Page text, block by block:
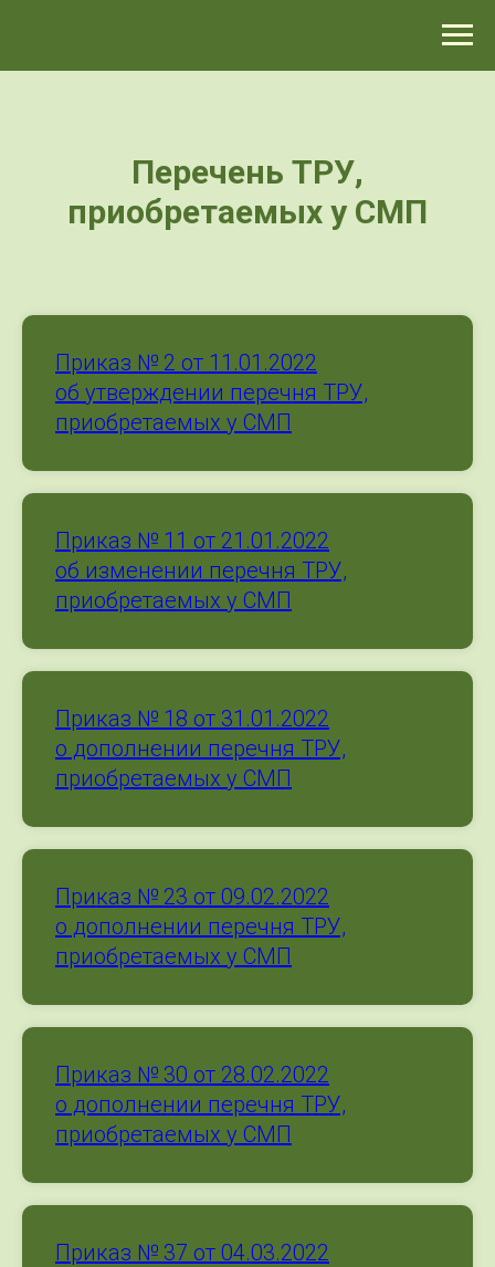
Перечень ТРУ,
приобретаемых у СМП
Приказ № 2 от 11.01.2022
об утверждении перечня ТРУ,
приобретаемых у СМП
Приказ № 11 от 21.01.2022
об изменении перечня ТРУ,
приобретаемых у СМП
Приказ № 18 от 31.01.2022
о дополнении перечня ТРУ,
приобретаемых у СМП
Приказ № 23 от 09.02.2022
о дополнении перечня ТРУ,
приобретаемых у СМП
Приказ № 30 от 28.02.2022
о дополнении перечня ТРУ,
приобретаемых у СМП
Приказ № 37 от 04.03.2022